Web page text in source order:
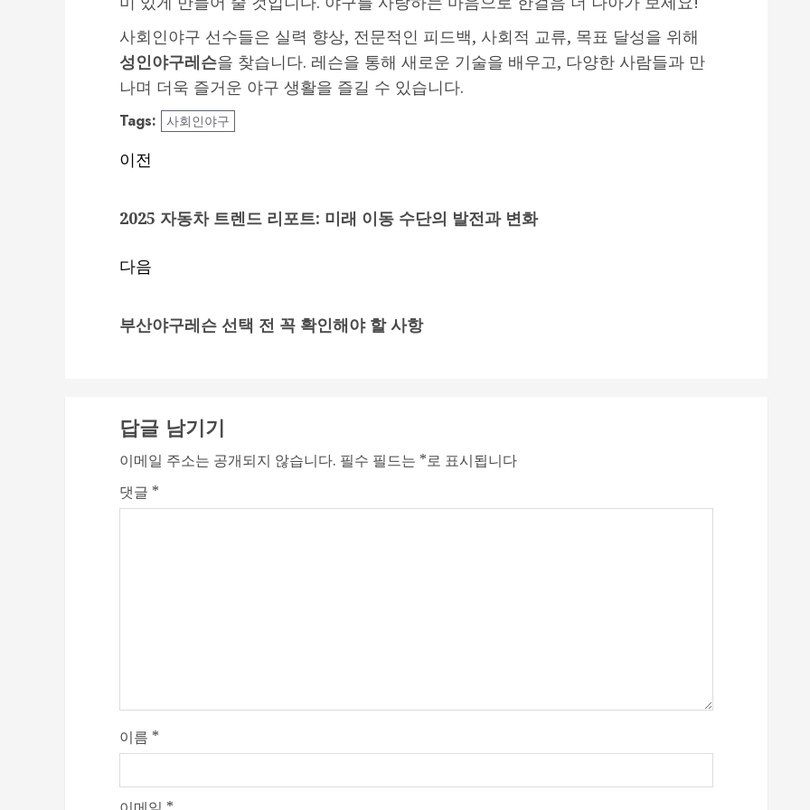
사회인야구 선수들은 실력 향상, 전문적인 피드백, 사회적 교류, 목표 달성을 위해
성인야구레슨을 찾습니다. 레슨을 통해 새로운 기술을 배우고, 다양한 사람들과 만
나며 더욱 즐거운 야구 생활을 즐길 수 있습니다.
Tags: 사회인야구
게
물
탐
이전
전
2025 자동차 트렌드 리포트: 미래 이동 수단의 발전과 변화
다음
음
부산야구레슨 선택 전 꼭 확인해야 할 사항
답글 남기기
이메일 주소는 공개되지 않습니다. 필수 필드는 *로 표시됩니다
댓글 *
이름 *